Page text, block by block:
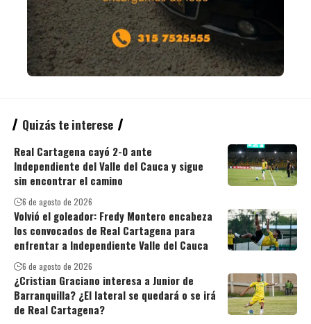
Quizás te interese
Real Cartagena cayó 2-0 ante
Independiente del Valle del Cauca y sigue
sin encontrar el camino
6 de agosto de 2026
Volvió el goleador: Fredy Montero encabeza
los convocados de Real Cartagena para
enfrentar a Independiente Valle del Cauca
6 de agosto de 2026
¿Cristian Graciano interesa a Junior de
Barranquilla? ¿El lateral se quedará o se irá
de Real Cartagena?